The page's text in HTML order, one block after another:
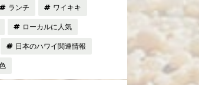
ランチ ワイキキ
ローカルに人気
日本のハワイ関連情報